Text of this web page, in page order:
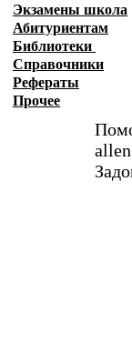
Экзамены школа
Абитуриентам
Библиотеки
Справочники
Рефераты
Прочее